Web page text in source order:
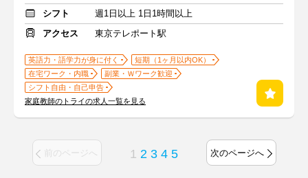
シフト
週1日以上 1日1時間以上
アクセス
東京テレポート駅
英語力・語学力が身に付く
短期（1ヶ月以内OK）
在宅ワーク・内職
副業・Ｗワーク歓迎
シフト自由・自己申告
家庭教師のトライの求人一覧を見る
前のページへ 1 2 3 4 5 次のページへ